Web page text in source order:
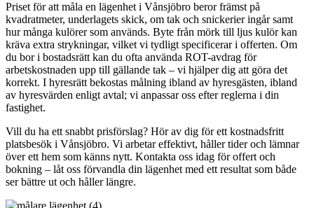
Priset för att måla en lägenhet i Vånsjöbro beror främst på
kvadratmeter, underlagets skick, om tak och snickerier ingår samt
hur många kulörer som används. Byte från mörk till ljus kulör kan
kräva extra strykningar, vilket vi tydligt specificerar i offerten. Om
du bor i bostadsrätt kan du ofta använda ROT-avdrag för
arbetskostnaden upp till gällande tak – vi hjälper dig att göra det
korrekt. I hyresrätt bekostas målning ibland av hyresgästen, ibland
av hyresvärden enligt avtal; vi anpassar oss efter reglerna i din
fastighet.
Vill du ha ett snabbt prisförslag? Hör av dig för ett kostnadsfritt
platsbesök i Vånsjöbro. Vi arbetar effektivt, håller tider och lämnar
över ett hem som känns nytt. Kontakta oss idag för offert och
bokning – låt oss förvandla din lägenhet med ett resultat som både
ser bättre ut och håller längre.